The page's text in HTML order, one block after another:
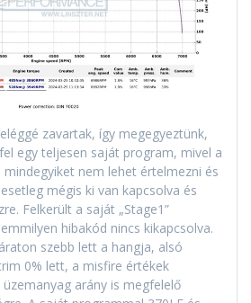
zavartak, így megegyeztünk,
egy teljesen saját program, mivel a
nem lehet értelmezni és
mégis ki van kapcsolva és
Felkerült a saját „Stage1”
hibakód nincs kikapcsolva.
szebb lett a hangja, alsó
0% lett, a misfire értékek
arány is megfelelő